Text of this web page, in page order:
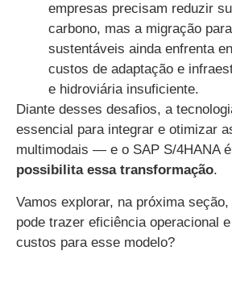
empresas precisam reduzir
carbono, mas a migração
sustentáveis ainda enfrenta
custos de adaptação e
e hidroviária insuficiente.
Diante desses desafios, a
essencial para integrar e otimizar
multimodais — e o SAP S/4HANA
possibilita essa transformação.
Vamos explorar, na próxima
pode trazer eficiência operacional
custos para esse modelo?